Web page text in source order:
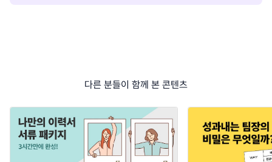
다른 분들이 함께 본 콘텐츠